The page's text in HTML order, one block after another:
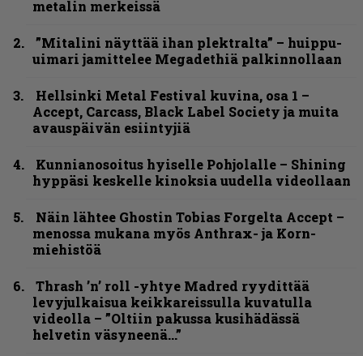
metalin merkeissä
”Mitalini näyttää ihan plektralta” – huippu-
uimari jamittelee Megadethiä palkinnollaan
Hellsinki Metal Festival kuvina, osa 1 –
Accept, Carcass, Black Label Society ja muita
avauspäivän esiintyjiä
Kunnianosoitus hyiselle Pohjolalle – Shining
hyppäsi keskelle kinoksia uudella videollaan
Näin lähtee Ghostin Tobias Forgelta Accept –
menossa mukana myös Anthrax- ja Korn-
miehistöä
Thrash ’n’ roll -yhtye Madred ryydittää
levyjulkaisua keikkareissulla kuvatulla
videolla – ”Oltiin pakussa kusihädässä
helvetin väsyneenä…”